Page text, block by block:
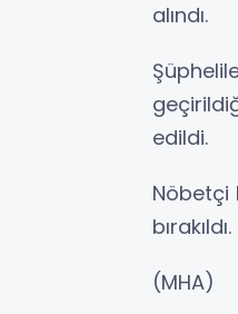
alındı.
edildi.
Nöbetçi
bırakıldı.
(MHA)